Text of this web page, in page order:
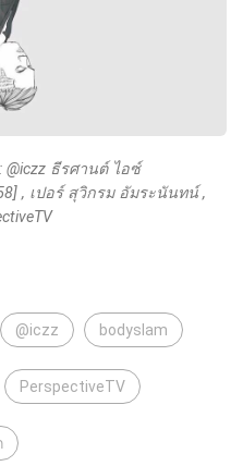
@iczz ธีรศานต์ ไอซ์
, เปอร์ สุวิกรม อัมระนันทน์ ,
@iczz bodyslam
PerspectiveTV